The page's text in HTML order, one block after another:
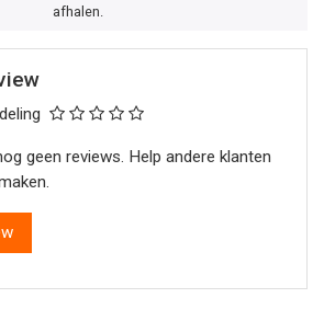
afhalen.
geen reviews. Help andere klanten